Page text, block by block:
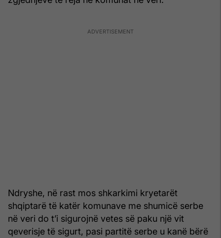
Ndryshe, në rast mos shkarkimi kryetarët
shqiptarë të katër komunave me shumicë serbe
në veri do t’i sigurojnë vetes së paku një vit
qeverisje të sigurt, pasi partitë serbe u kanë bërë